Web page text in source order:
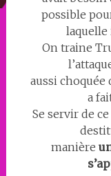
possible
On traine
aussi choquée
a
Se servir de
manière